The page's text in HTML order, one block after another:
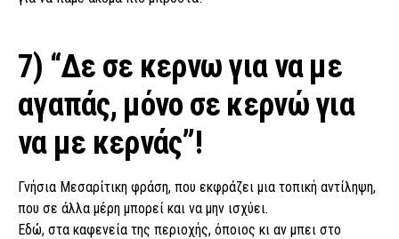
7) “Δε σε κερνω για να με
αγαπάς, μόνο σε κερνώ για
να με κερνάς”!
Γνήσια Μεσαρίτικη φράση, που εκφράζει μια τοπική αντίληψη,
που σε άλλα μέρη μπορεί και να μην ισχύει.
Εδώ, στα καφενεία της περιοχής, όποιος κι αν μπει στο